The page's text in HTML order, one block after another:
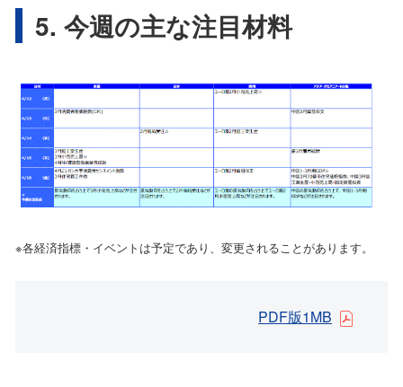
5. 今週の主な注目材料
※各経済指標・イベントは予定であり、変更されることがあります。
PDF版1MB